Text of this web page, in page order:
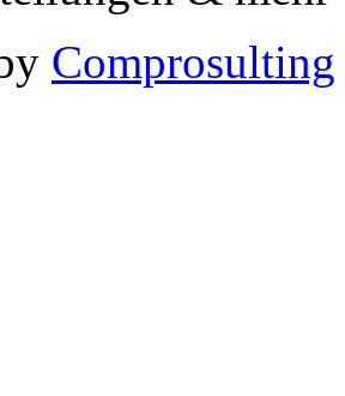
Comprosulting